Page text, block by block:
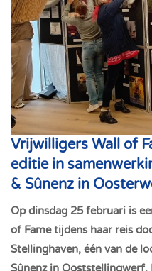
Vrijwilligers Wall of
editie in
& Sûnenz in
Op dinsdag 25 februari is
of Fame tijdens haar reis
Stellinghaven, één van de
Sûnenz in Ooststellingwerf.